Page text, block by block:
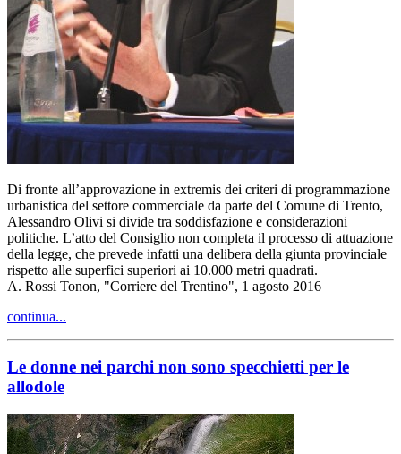
Di fronte all’approvazione in extremis dei criteri di programmazione
urbanistica del settore commerciale da parte del Comune di Trento,
Alessandro Olivi si divide tra soddisfazione e considerazioni
politiche. L’atto del Consiglio non completa il processo di attuazione
della legge, che prevede infatti una delibera della giunta provinciale
rispetto alle superfici superiori ai 10.000 metri quadrati.
A. Rossi Tonon, "Corriere del Trentino", 1 agosto 2016
continua...
Le donne nei parchi non sono specchietti per le
allodole